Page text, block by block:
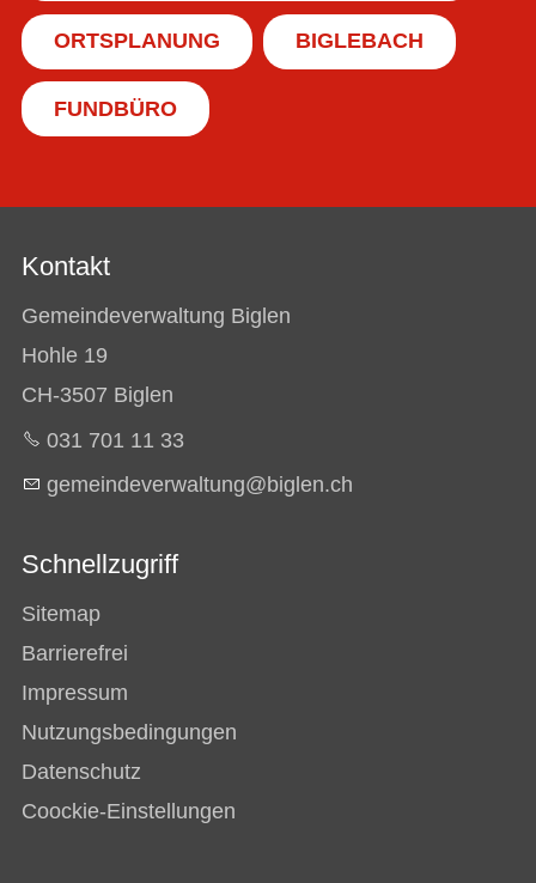
ORTSPLANUNG BIGLEBACH
FUNDBÜRO
Kontakt
Gemeindeverwaltung Biglen
Hohle 19
CH-3507 Biglen
031 701 11 33
g m nd v rw lt ng b gl n ch
Schnellzugriff
Sitemap
Barrierefrei
Impressum
Nutzungsbedingungen
Datenschutz
Coockie-Einstellungen